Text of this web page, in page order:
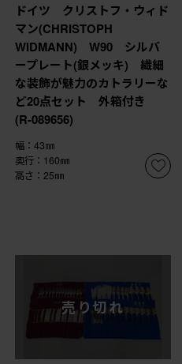
ドイツ クリストフ・ウィド
マン(CHRISTOPH
WIDMANN) W90 シルバ
ープレート(銀メッキ) 繊細
な装飾が魅力のカトラリーな
ど20点セット 外箱付き
(R-089656)
幅：43㎜
奥行：160㎜
高さ：25㎜
売り切れ